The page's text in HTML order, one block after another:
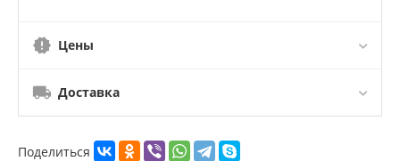
Цены
Доставка
Поделиться